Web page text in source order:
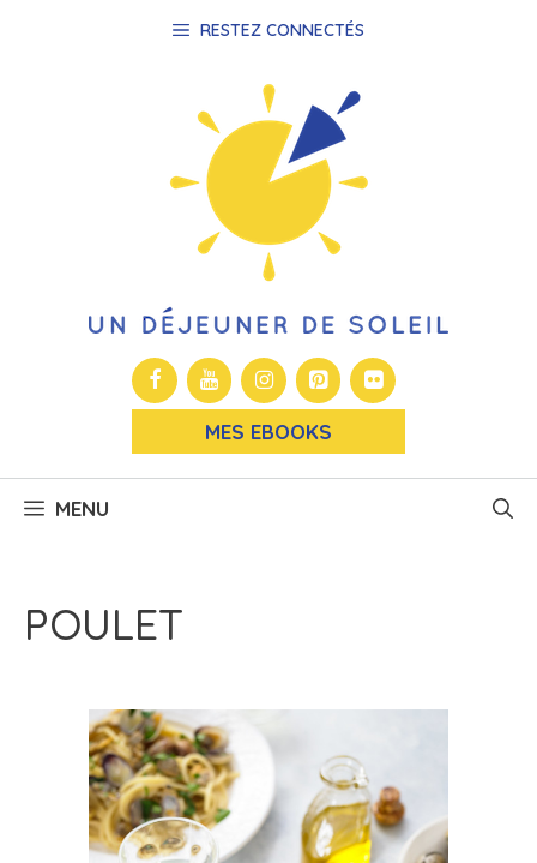
RESTEZ CONNECTÉS
MES EBOOKS
MENU
POULET